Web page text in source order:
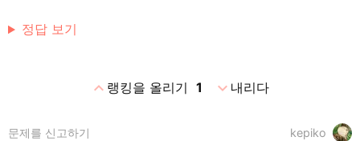
정답 보기
expand_less랭킹을 올리기 1 expand_more내리다
kepiko
문제를 신고하기